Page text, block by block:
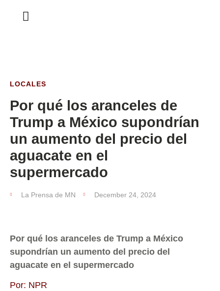
LOCALES
Por qué los aranceles de
Trump a México supondrían
un aumento del precio del
aguacate en el
supermercado
La Prensa de MN December 24, 2024
Por qué los aranceles de Trump a México
supondrían un aumento del precio del
aguacate en el supermercado
Por: NPR